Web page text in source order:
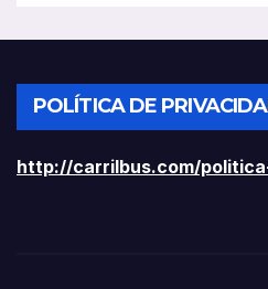
POLÍTICA DE
http://carrilbus.com/